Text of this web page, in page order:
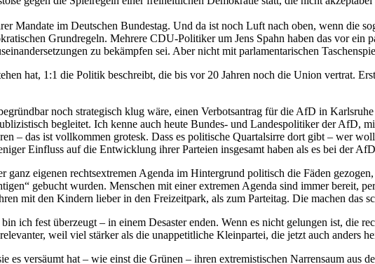
Mandate im Deutschen Bundestag. Und da ist noch Luft nach oben, wenn die
Grundregeln. Mehrere CDU-Politiker um Jens Spahn haben das vor ein
zu bekämpfen sei. Aber nicht mit parlamentarischen
hat, 1:1 die Politik beschreibt, die bis vor 20 Jahren noch die Union vertrat.
noch strategisch klug wäre, einen Verbotsantrag für die AfD in
begleitet. Ich kenne auch heute Bundes- und Landespolitiker der AfD,
– das ist vollkommen grotesk. Dass es politische Quartalsirre dort gibt – wer
Einfluss auf die Entwicklung ihrer Parteien insgesamt haben als es bei der
ganz eigenen rechtsextremen Agenda im Hintergrund politisch die Fäden
gebucht wurden. Menschen mit einer extremen Agenda sind immer bereit,
mit den Kindern lieber in den Freizeitpark, als zum Parteitag. Die machen das
ich fest überzeugt – in einem Desaster enden. Wenn es nicht gelungen ist, die
weil viel stärker als die unappetitliche Kleinpartei, die jetzt auch anders
es versäumt hat – wie einst die Grünen – ihren extremistischen Narrensaum aus